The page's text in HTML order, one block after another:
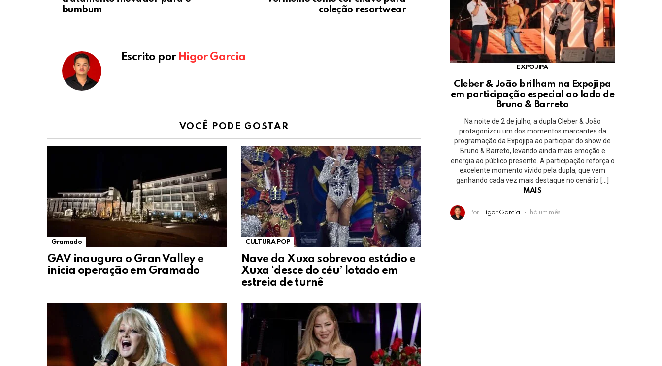
bumbum
coleção resortwear
Escrito por Higor Garcia
VOCÊ PODE GOSTAR
Gramado
GAV inaugura o Gran Valley e
inicia operação em Gramado
CULTURA POP
Nave da Xuxa sobrevoa estádio e
Xuxa ‘desce do céu’ lotado em
estreia de turnê
EXPOJIPA
Cleber & João brilham na Expojipa
em participação especial ao lado de
Bruno & Barreto
Na noite de 2 de julho, a dupla Cleber & João
protagonizou um dos momentos marcantes da
programação da Expojipa ao participar do show de
Bruno & Barreto, levando ainda mais emoção e
energia ao público presente. A participação reforça o
excelente momento vivido pela dupla, que vem
ganhando cada vez mais destaque no cenário […]
MAIS
Por Higor Garcia há um mês